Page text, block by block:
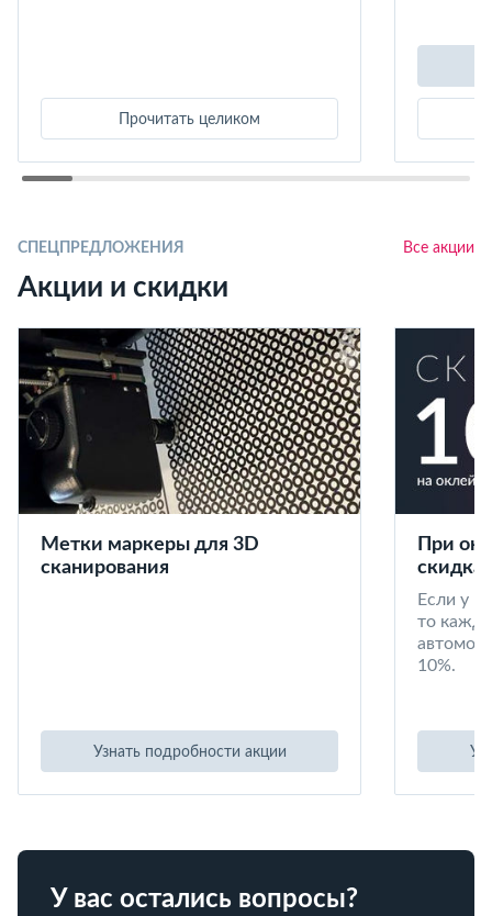
Прочитать целиком
СПЕЦПРЕДЛОЖЕНИЯ Все акции
Акции и скидки
Метки маркеры для 3D
сканирования
Узнать подробности акции
При
скидка
Если у
то
10%.
У вас остались вопросы?